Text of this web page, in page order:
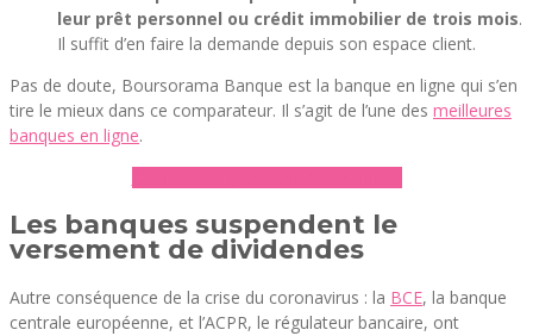
leur prêt personnel ou crédit immobilier de trois mois.
Il suffit d’en faire la demande depuis son espace client.
Pas de doute, Boursorama Banque est la banque en ligne qui s’en
tire le mieux dans ce comparateur. Il s’agit de l’une des meilleures
banques en ligne.
Les banques suspendent le
versement de dividendes
Autre conséquence de la crise du coronavirus : la BCE, la banque
centrale européenne, et l’ACPR, le régulateur bancaire, ont